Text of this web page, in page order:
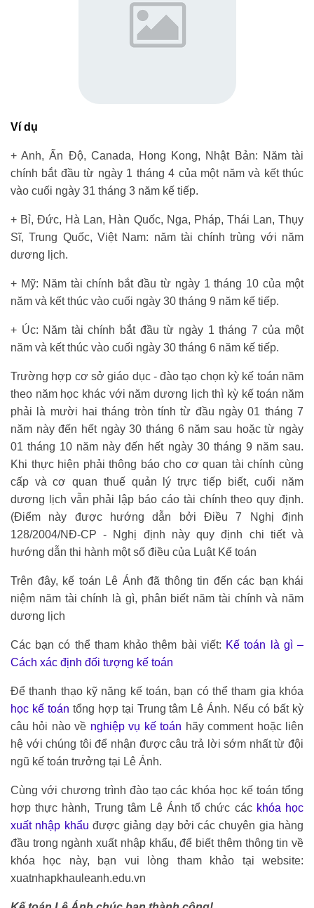
Ví dụ
+ Anh, Ấn Độ, Canada, Hong Kong, Nhật Bản: Năm tài
chính bắt đầu từ ngày 1 tháng 4 của một năm và kết thúc
vào cuối ngày 31 tháng 3 năm kế tiếp.
+ Bỉ, Đức, Hà Lan, Hàn Quốc, Nga, Pháp, Thái Lan, Thụy
Sĩ, Trung Quốc, Việt Nam: năm tài chính trùng với năm
dương lịch.
+ Mỹ: Năm tài chính bắt đầu từ ngày 1 tháng 10 của một
năm và kết thúc vào cuối ngày 30 tháng 9 năm kế tiếp.
+ Úc: Năm tài chính bắt đầu từ ngày 1 tháng 7 của một
năm và kết thúc vào cuối ngày 30 tháng 6 năm kế tiếp.
Trường hợp cơ sở giáo dục - đào tạo chọn kỳ kế toán năm
theo năm học khác với năm dương lịch thì kỳ kế toán năm
phải là mười hai tháng tròn tính từ đầu ngày 01 tháng 7
năm này đến hết ngày 30 tháng 6 năm sau hoặc từ ngày
01 tháng 10 năm này đến hết ngày 30 tháng 9 năm sau.
Khi thực hiện phải thông báo cho cơ quan tài chính cùng
cấp và cơ quan thuế quản lý trực tiếp biết, cuối năm
dương lịch vẫn phải lập báo cáo tài chính theo quy định.
(Điểm này được hướng dẫn bởi Điều 7 Nghị định
128/2004/NĐ-CP - Nghị định này quy định chi tiết và
hướng dẫn thi hành một số điều của Luật Kế toán
Trên đây, kế toán Lê Ánh đã thông tin đến các bạn khái
niệm năm tài chính là gì, phân biết năm tài chính và năm
dương lịch
Các bạn có thể tham khảo thêm bài viết: Kế toán là gì –
Cách xác định đối tượng kế toán
Để thanh thạo kỹ năng kế toán, bạn có thể tham gia khóa
học kế toán tổng hợp tại Trung tâm Lê Ánh. Nếu có bất kỳ
câu hỏi nào về nghiệp vụ kế toán hãy comment hoặc liên
hệ với chúng tôi để nhận được câu trả lời sớm nhất từ đội
ngũ kế toán trưởng tại Lê Ánh.
Cùng với chương trình đào tạo các khóa học kế toán tổng
hợp thực hành, Trung tâm Lê Ánh tổ chức các khóa học
xuất nhập khẩu được giảng dạy bởi các chuyên gia hàng
đầu trong ngành xuất nhập khẩu, để biết thêm thông tin về
khóa học này, bạn vui lòng tham khảo tại website:
xuatnhapkhauleanh.edu.vn